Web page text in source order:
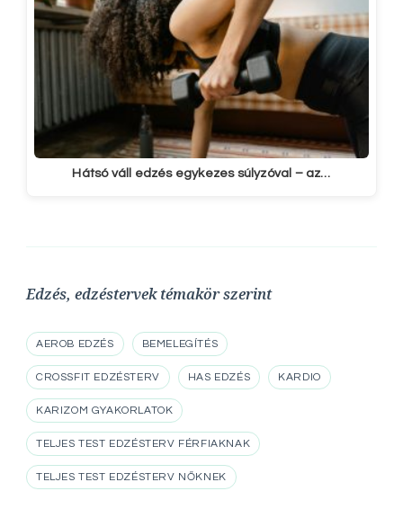
Hátsó váll edzés egykezes súlyzóval – az…
Edzés, edzéstervek témakör szerint
AEROB EDZÉS BEMELEGÍTÉS
CROSSFIT EDZÉSTERV HAS EDZÉS KARDIO
KARIZOM GYAKORLATOK
TELJES TEST EDZÉSTERV FÉRFIAKNAK
TELJES TEST EDZÉSTERV NŐKNEK